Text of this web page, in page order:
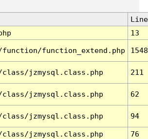
Line
13
function/function_extend.php 1548
class/jzmysql.class.php 211
class/jzmysql.class.php 62
class/jzmysql.class.php 94
class/jzmysql.class.php 76